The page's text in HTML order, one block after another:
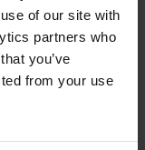
of our site with
partners who
you’ve
from your use